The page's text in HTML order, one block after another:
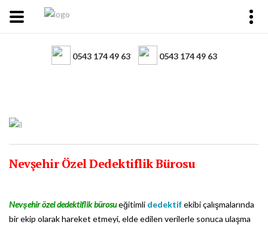
0543 174 49 63 0543 174 49 63
Nevşehir Özel Dedektiflik Bürosu
Nevşehir özel dedektiflik bürosueğitimli dedektifekibi çalışmalarında
bir ekip olarak hareket etmeyi, elde edilen verilerle sonuca ulaşma